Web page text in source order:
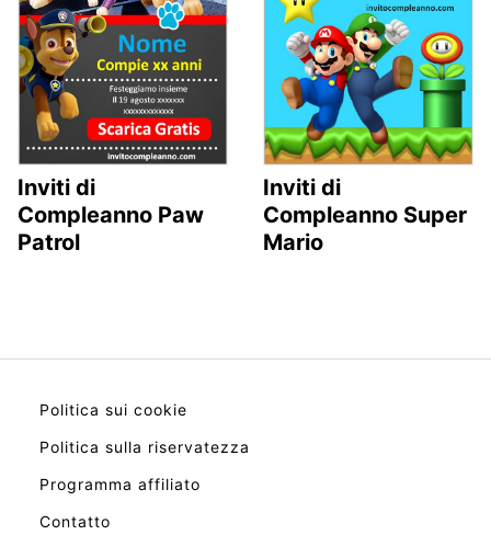
Inviti di
Compleanno Paw
Patrol
Inviti di
Compleanno Super
Mario
Politica sui cookie
Politica sulla riservatezza
Programma affiliato
Contatto